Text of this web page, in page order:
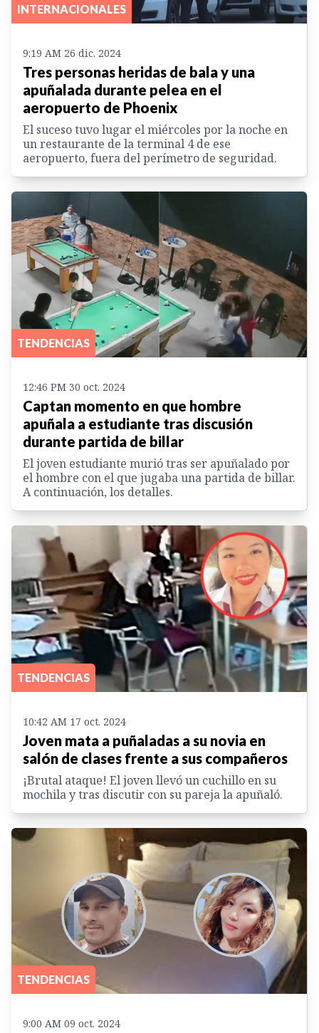
INTERNACIONALES
9:19 AM 26 dic. 2024
Tres personas heridas de bala y una
apuñalada durante pelea en el
aeropuerto de Phoenix
El suceso tuvo lugar el miércoles por la noche en
un restaurante de la terminal 4 de ese
aeropuerto, fuera del perímetro de seguridad.
TENDENCIAS
12:46 PM 30 oct. 2024
Captan momento en que hombre
apuñala a estudiante tras discusión
durante partida de billar
El joven estudiante murió tras ser apuñalado por
el hombre con el que jugaba una partida de billar.
A continuación, los detalles.
TENDENCIAS
10:42 AM 17 oct. 2024
Joven mata a puñaladas a su novia en
salón de clases frente a sus compañeros
¡Brutal ataque! El joven llevó un cuchillo en su
mochila y tras discutir con su pareja la apuñaló.
TENDENCIAS
9:00 AM 09 oct. 2024